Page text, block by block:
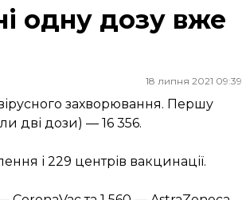
одну дозу вже
18 липня 2021 09:39
захворювання. Першу
дві дози) — 16 356.
і 229 центрів вакцинації.